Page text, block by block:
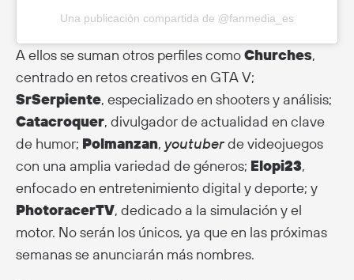
Una publicación compartida de @fanmedia_es
A ellos se suman otros perfiles comoChurches,
centrado en retos creativos en GTA V;
SrSerpiente, especializado en shooters y análisis;
Catacroquer, divulgador de actualidad en clave
de humor; Polmanzan, youtuberde videojuegos
con una amplia variedad de géneros; Elopi23,
enfocado en entretenimiento digital y deporte; y
PhotoracerTV, dedicado a la simulación y el
motor. No serán los únicos, ya que en las próximas
semanas se anunciarán más nombres.